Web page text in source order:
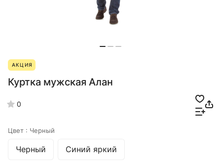
АКЦИЯ
Куртка мужская Алан
0
Цвет : Черный
Черный Синий яркий